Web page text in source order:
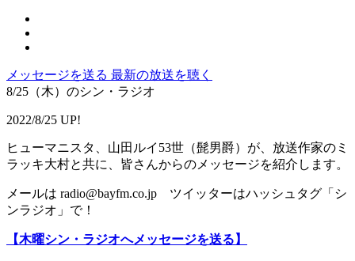
メッセージを送る 最新の放送を聴く
8/25（木）のシン・ラジオ
2022/8/25 UP!
ヒューマニスタ、山田ルイ53世（髭男爵）が、放送作家のミ
ラッキ大村と共に、皆さんからのメッセージを紹介します。
メールは radio@bayfm.co.jp ツイッターはハッシュタグ「シ
ンラジオ」で！
【木曜シン・ラジオへメッセージを送る】